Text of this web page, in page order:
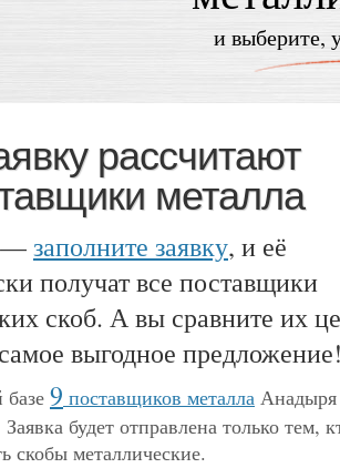
и выберите,
рассчитают
металла
—заполните заявку, и её
получат все поставщики
скоб. А вы сравните их
выгодное
9 поставщиков металла
будет отправлена только тем,
скобы металлические.